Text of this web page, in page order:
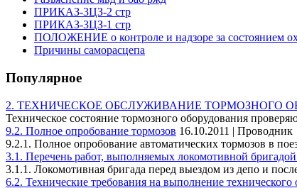
ПРИКАЗ-3ЦЗ-2 стр
ПРИКАЗ-3ЦЗ-1 стр
ПОЛОЖЕНИЕ о контроле и надзоре за состоянием
Причины саморасцепа
Популярное
2. ТЕХНИЧЕСКОЕ ОБСЛУЖИВАНИЕ ТОРМОЗНОГО
Техническое состояние тормозного оборудования
9.2. Полное опробование тормозов 16.10.2011 | Проводник
9.2.1. Полное опробование автоматических тормозов в
3.1. Перечень работ, выполняемых локомотивной
3.1.1. Локомотивная бригада перед выездом из депо и
6.2. Технические требования на выполнение